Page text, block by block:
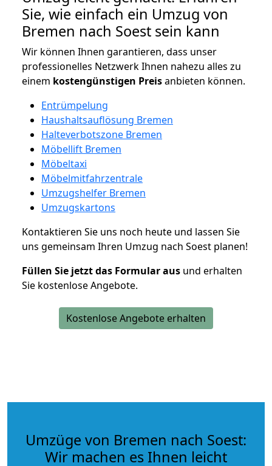
Sie, wie einfach ein Umzug von
Bremen nach Soest sein kann
Wir können Ihnen garantieren, dass unser
professionelles Netzwerk Ihnen nahezu alles zu
einem kostengünstigen Preisanbieten können.
Entrümpelung
Haushaltsauflösung Bremen
Halteverbotszone Bremen
Möbellift Bremen
Möbeltaxi
Möbelmitfahrzentrale
Umzugshelfer Bremen
Umzugskartons
Kontaktieren Sie uns noch heute und lassen Sie
uns gemeinsam Ihren Umzug nach Soest planen!
Füllen Sie jetzt das Formular aus und erhalten
Sie kostenlose Angebote.
Kostenlose Angebote erhalten
Umzüge von Bremen nach Soest:
Wir machen es Ihnen leicht